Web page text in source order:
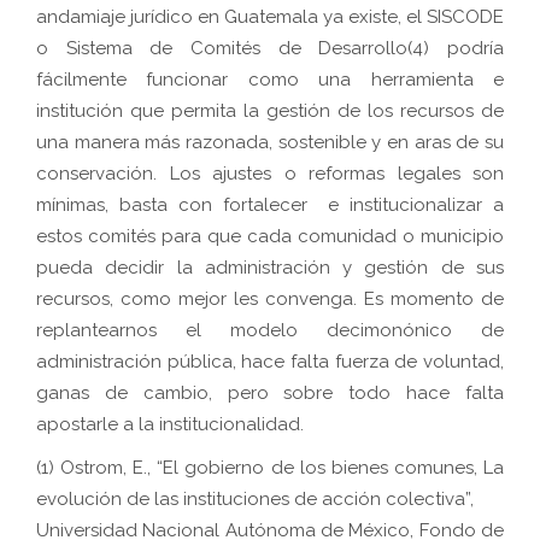
andamiaje jurídico en Guatemala ya existe, el SISCODE
o Sistema de Comités de Desarrollo(4) podría
fácilmente funcionar como una herramienta e
institución que permita la gestión de los recursos de
una manera más razonada, sostenible y en aras de su
conservación. Los ajustes o reformas legales son
mínimas, basta con fortalecer e institucionalizar a
estos comités para que cada comunidad o municipio
pueda decidir la administración y gestión de sus
recursos, como mejor les convenga. Es momento de
replantearnos el modelo decimonónico de
administración pública, hace falta fuerza de voluntad,
ganas de cambio, pero sobre todo hace falta
apostarle a la institucionalidad.
(1) Ostrom, E., “El gobierno de los bienes comunes, La
evolución de las instituciones de acción colectiva”,
Universidad Nacional Autónoma de México, Fondo de